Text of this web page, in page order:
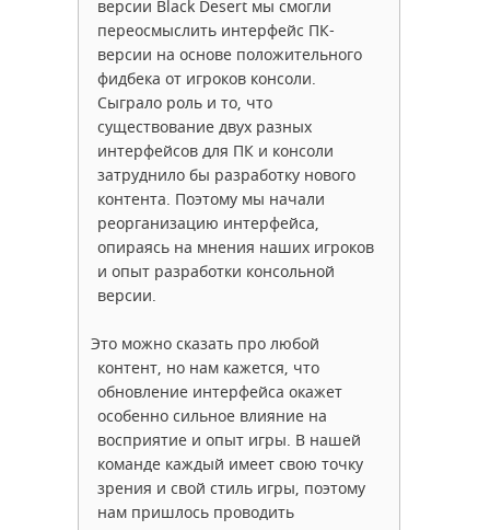
версии Black Desert мы смогли
переосмыслить интерфейс ПК-
версии на основе положительного
фидбека от игроков консоли.
Сыграло роль и то, что
существование двух разных
интерфейсов для ПК и консоли
затруднило бы разработку нового
контента. Поэтому мы начали
реорганизацию интерфейса,
опираясь на мнения наших игроков
и опыт разработки консольной
версии.
Это можно сказать про любой
контент, но нам кажется, что
обновление интерфейса окажет
особенно сильное влияние на
восприятие и опыт игры. В нашей
команде каждый имеет свою точку
зрения и свой стиль игры, поэтому
нам пришлось проводить